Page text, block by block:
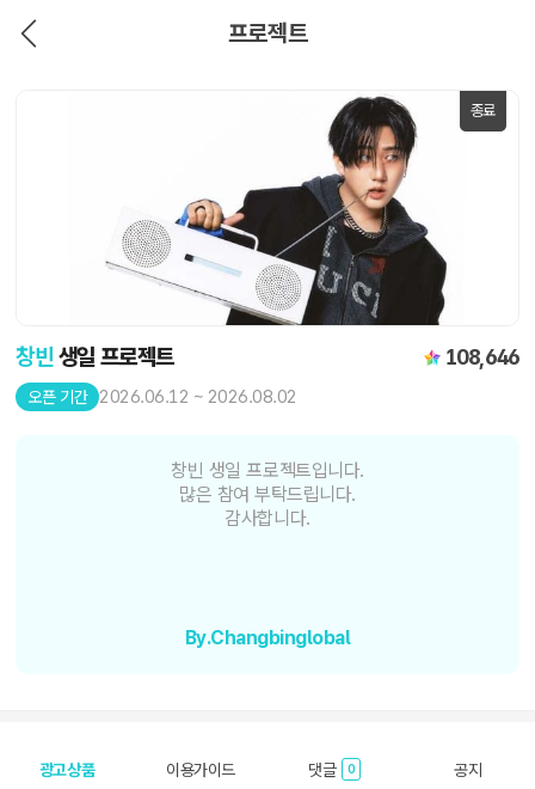
프로젝트
종료
창빈 생일 프로젝트 108,646
오픈 기간 2026.06.12 ~ 2026.08.02
창빈 생일 프로젝트입니다.
많은 참여 부탁드립니다.
감사합니다.
By.Changbinglobal
광고상품 이용가이드 댓글 0 공지